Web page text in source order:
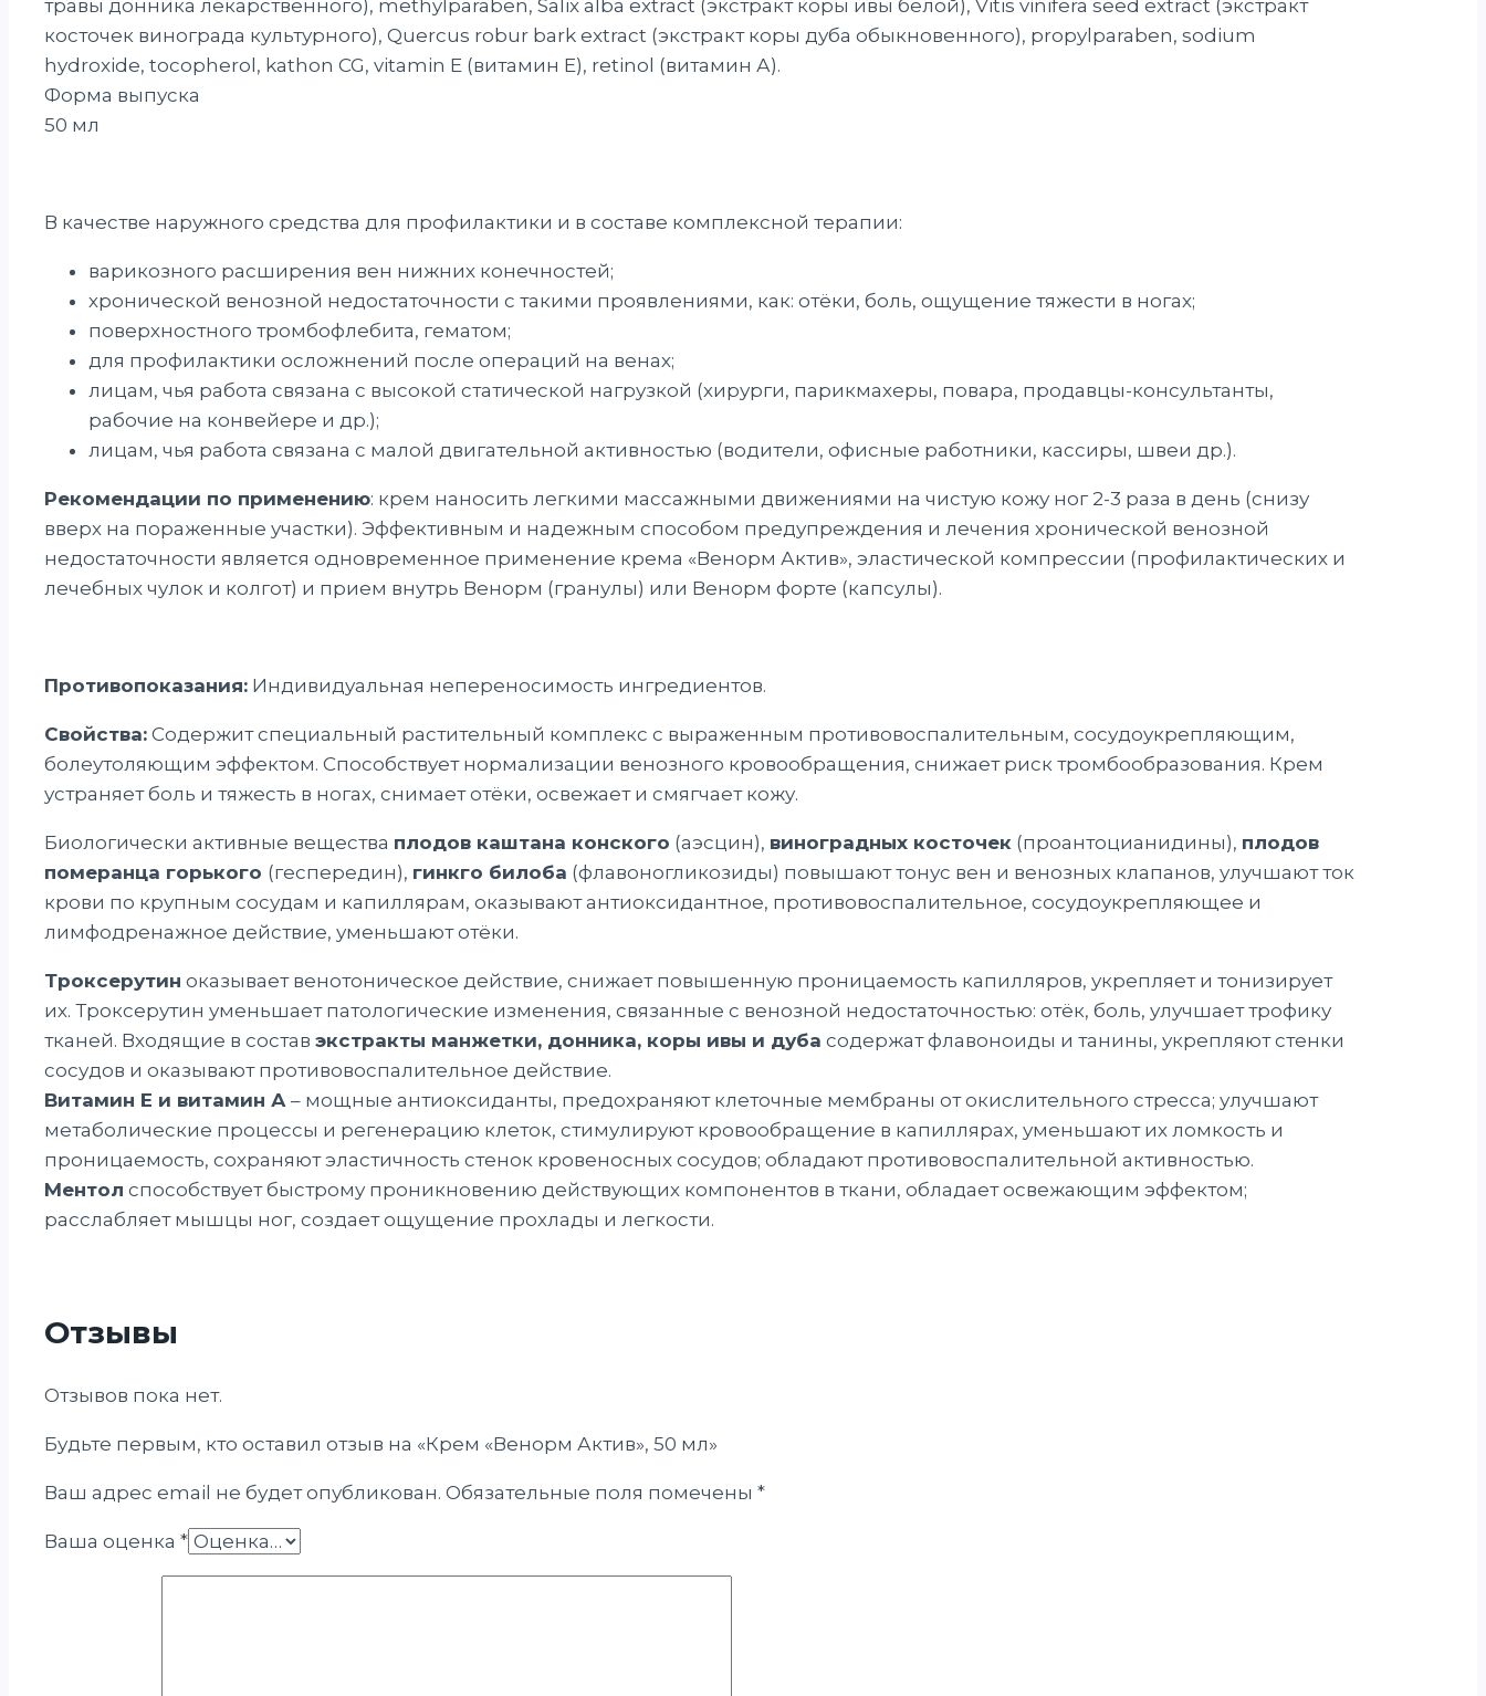
травы донника лекарственного), methylparaben, Salix alba extract (экстракт коры ивы белой), Vitis vinifera seed extract (экстракт
косточек винограда культурного), Quercus robur bark extract (экстракт коры дуба обыкновенного), propylparaben, sodium
hydroxide, tocopherol, kathon CG, vitamin E (витамин Е), retinol (витамин А).
Форма выпуска
50 мл
В качестве наружного средства для профилактики и в составе комплексной терапии:
варикозного расширения вен нижних конечностей;
хронической венозной недостаточности с такими проявлениями, как: отёки, боль, ощущение тяжести в ногах;
поверхностного тромбофлебита, гематом;
для профилактики осложнений после операций на венах;
лицам, чья работа связана с высокой статической нагрузкой (хирурги, парикмахеры, повара, продавцы-консультанты,
рабочие на конвейере и др.);
лицам, чья работа связана с малой двигательной активностью (водители, офисные работники, кассиры, швеи др.).
Рекомендации по применению: крем наносить легкими массажными движениями на чистую кожу ног 2-3 раза в день (снизу
вверх на пораженные участки). Эффективным и надежным способом предупреждения и лечения хронической венозной
недостаточности является одновременное применение крема «Венорм Актив», эластической компрессии (профилактических и
лечебных чулок и колгот) и прием внутрь Венорм (гранулы) или Венорм форте (капсулы).
Противопоказания: Индивидуальная непереносимость ингредиентов.
Свойства: Содержит специальный растительный комплекс с выраженным противовоспалительным, сосудоукрепляющим,
болеутоляющим эффектом. Способствует нормализации венозного кровообращения, снижает риск тромбообразования. Крем
устраняет боль и тяжесть в ногах, снимает отёки, освежает и смягчает кожу.
Биологически активные вещества плодов каштана конского (аэсцин), виноградных косточек (проантоцианидины), плодов
померанца горького (геспередин), гинкго билоба (флавоногликозиды) повышают тонус вен и венозных клапанов, улучшают ток
крови по крупным сосудам и капиллярам, оказывают антиоксидантное, противовоспалительное, сосудоукрепляющее и
лимфодренажное действие, уменьшают отёки.
Троксерутин оказывает венотоническое действие, снижает повышенную проницаемость капилляров, укрепляет и тонизирует
их. Троксерутин уменьшает патологические изменения, связанные с венозной недостаточностью: отёк, боль, улучшает трофику
тканей. Входящие в состав экстракты манжетки, донника, коры ивы и дуба содержат флавоноиды и танины, укрепляют стенки
сосудов и оказывают противовоспалительное действие.
Витамин Е и витамин А – мощные антиоксиданты, предохраняют клеточные мембраны от окислительного стресса; улучшают
метаболические процессы и регенерацию клеток, стимулируют кровообращение в капиллярах, уменьшают их ломкость и
проницаемость, сохраняют эластичность стенок кровеносных сосудов; обладают противовоспалительной активностью.
Ментол способствует быстрому проникновению действующих компонентов в ткани, обладает освежающим эффектом;
расслабляет мышцы ног, создает ощущение прохлады и легкости.
Отзывы
Отзывов пока нет.
Будьте первым, кто оставил отзыв на «Крем «Венорм Актив», 50 мл»
Ваш адрес email не будет опубликован. Обязательные поля помечены *
Ваша оценка *